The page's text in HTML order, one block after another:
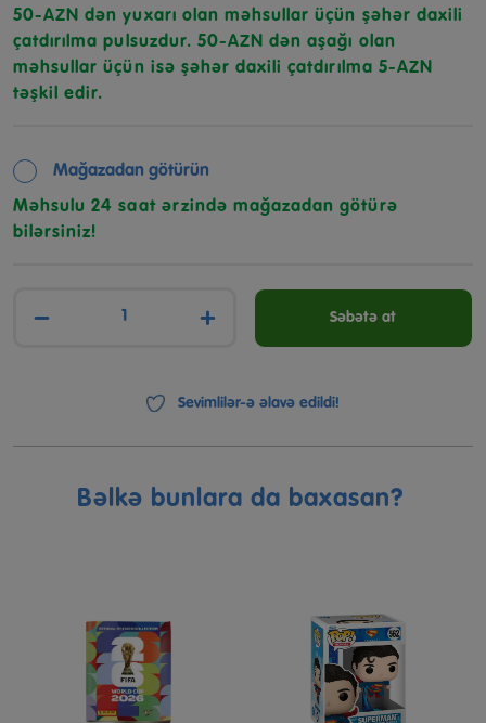
50-AZN dən yuxarı olan məhsullar üçün şəhər daxili
çatdırılma pulsuzdur. 50-AZN dən aşağı olan
məhsullar üçün isə şəhər daxili çatdırılma 5-AZN
təşkil edir.
Mağazadan götürün
Məhsulu 24 saat ərzində mağazadan götürə
bilərsiniz!
− + Səbətə at
Sevimlilər-ə əlavə edildi!
Bəlkə bunlara da baxasan?